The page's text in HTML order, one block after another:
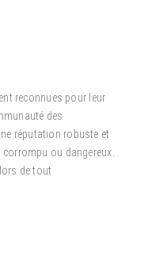
reconnues pour leur
des
réputation robuste et
ou dangereux.
de tout